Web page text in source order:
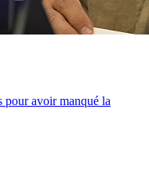
pour avoir manqué la